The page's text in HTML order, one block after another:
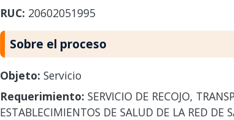
RUC: 20602051995
Sobre el proceso
Objeto: Servicio
Requerimiento: SERVICIO DE RECOJO,
ESTABLECIMIENTOS DE SALUD DE LA RED DE